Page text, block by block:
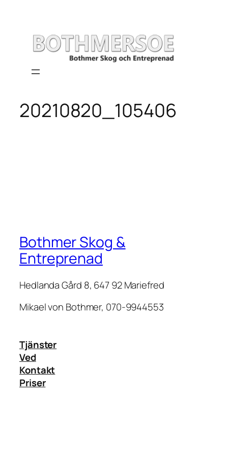
innehåll
20210820_105406
Bothmer Skog &
Entreprenad
Hedlanda Gård 8, 647 92 Mariefred
Mikael von Bothmer, 070-9944553
Tjänster
Ved
Kontakt
Priser